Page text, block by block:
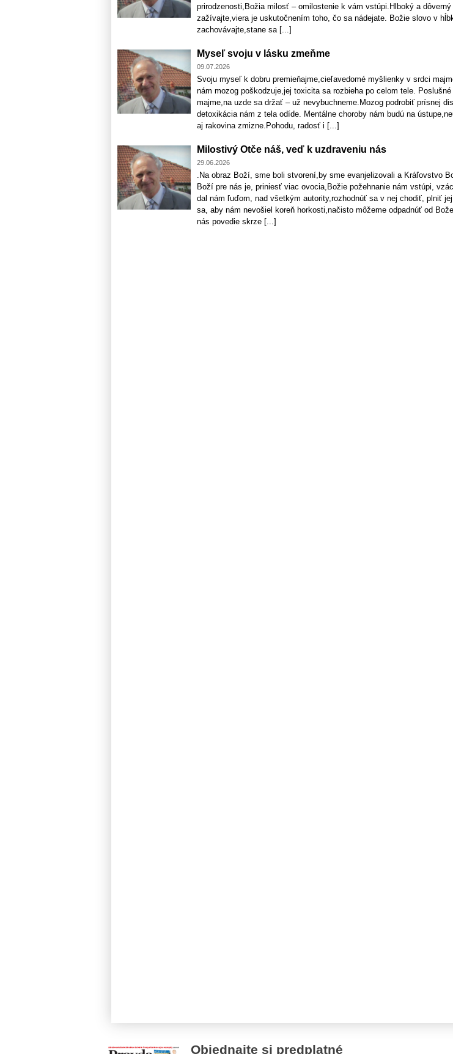
prirodzenosti,Božia milosť – omilostenie k vám vstúpi.Hlboký a
zažívajte,viera je uskutočnením toho, čo sa nádejate. Božie slovo v
zachovávajte,stane sa [...]
Myseľ svoju v lásku zmeňme
09.07.2026
Svoju myseľ k dobru premieňajme,cieľavedomé myšlienky v srdci
nám mozog poškodzuje,jej toxicita sa rozbieha po celom tele. Poslušné
majme,na uzde sa držať – už nevybuchneme.Mozog podrobiť prísnej
detoxikácia nám z tela odíde. Mentálne choroby nám budú na
aj rakovina zmizne.Pohodu, radosť i [...]
Milostivý Otče náš, veď k uzdraveniu nás
29.06.2026
.Na obraz Boží, sme boli stvorení,by sme evanjelizovali a Kráľovstvo
Boží pre nás je, priniesť viac ovocia,Božie požehnanie nám vstúpi,
dal nám ľuďom, nad všetkým autority,rozhodnúť sa v nej chodiť, plniť
sa, aby nám nevošiel koreň horkosti,načisto môžeme odpadnúť od
nás povedie skrze [...]
Objednajte si predplatné